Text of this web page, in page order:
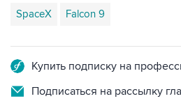
SpaceX Falcon 9
Купить подписку на
Подписаться на рассылку